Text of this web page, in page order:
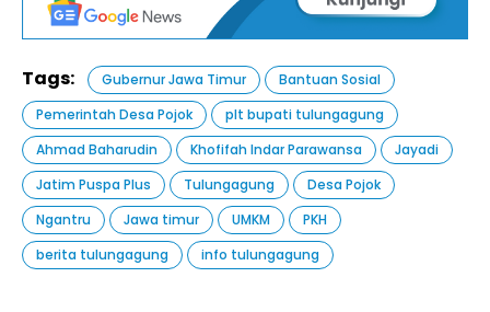
Tags: Gubernur Jawa Timur
Bantuan Sosial
Pemerintah Desa Pojok
plt bupati tulungagung
Ahmad Baharudin
Khofifah Indar Parawansa
Jayadi
Jatim Puspa Plus
Tulungagung
Desa Pojok
Ngantru
Jawa timur UMKM
PKH
berita tulungagung
info tulungagung